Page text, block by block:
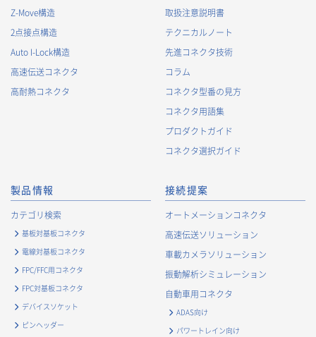
Z-Move構造
2点接点構造
Auto I-Lock構造
高速伝送コネクタ
高耐熱コネクタ
取扱注意説明書
テクニカルノート
先進コネクタ技術
コラム
コネクタ型番の見方
コネクタ用語集
プロダクトガイド
コネクタ選択ガイド
製品情報
カテゴリ検索
基板対基板コネクタ
電線対基板コネクタ
FPC/FFC用コネクタ
FPC対基板コネクタ
デバイスソケット
ピンヘッダー
接続提案
オートメーションコネクタ
高速伝送ソリューション
車載カメラソリューション
振動解析シミュレーション
自動車用コネクタ
ADAS向け
パワートレイン向け